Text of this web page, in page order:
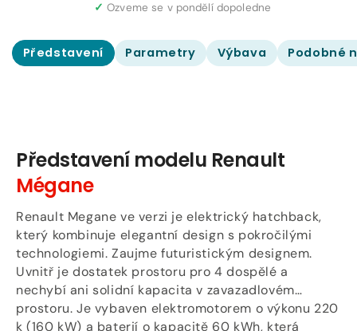
✓ Ozveme se v pondělí dopoledne
Představení Parametry Výbava Podobné
Představení modelu Renault
Mégane
Renault Megane ve verzi je elektrický hatchback,
který kombinuje elegantní design s pokročilými
technologiemi. Zaujme futuristickým designem.
Uvnitř je dostatek prostoru pro 4 dospělé a
nechybí ani solidní kapacita v zavazadlovém
prostoru. Je vybaven elektromotorem o výkonu 220
k (160 kW) a baterií o kapacitě 60 kWh, která